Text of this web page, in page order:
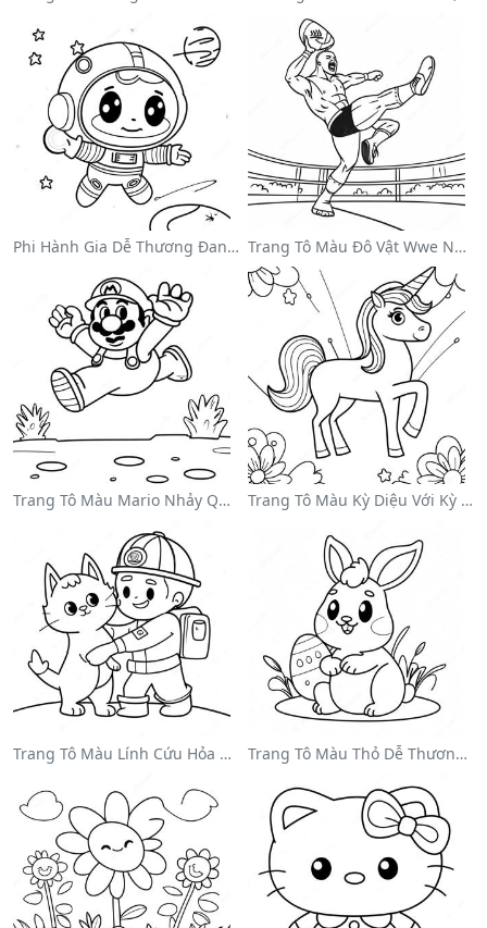
Phi Hành Gia Dễ Thương Đang Trôi Trong Không Gian Trên Trang Tô Màu Trang Tô Màu Đô Vật Wwe Nhảy Lên Đối Thủ
Trang Tô Màu Mario Nhảy Qua Goombas Trang Tô Màu Kỳ Diệu Với Kỳ Lân Trong Cầu Vồng
Trang Tô Màu Lính Cứu Hỏa Dũng Cảm Cứu Mèo Trang Tô Màu Thỏ Dễ Thương Cho Lễ Phục Sinh